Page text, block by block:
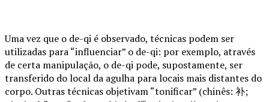
Uma vez que o de-qi é observado, técnicas podem ser
utilizadas para “influenciar” o de-qi: por exemplo, através
de certa manipulação, o de-qi pode, supostamente, ser
transferido do local da agulha para locais mais distantes do
corpo. Outras técnicas objetivam “tonificar” (chinês: 补;